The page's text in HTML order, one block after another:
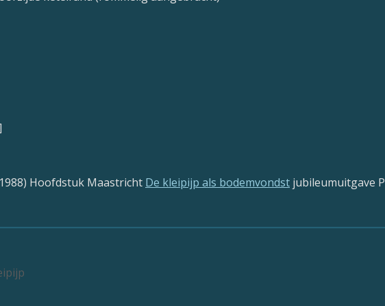
Hoofdstuk Maastricht De kleipijp als bodemvondst jubileumuitgave